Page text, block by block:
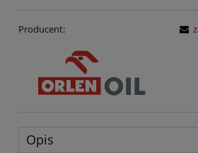
Producent:
Opis